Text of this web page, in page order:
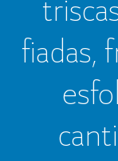
fiadas,